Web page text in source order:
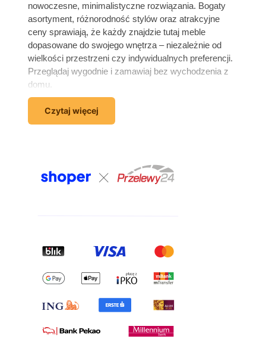
nowoczesne, minimalistyczne rozwiązania. Bogaty
asortyment, różnorodność stylów oraz atrakcyjne
ceny sprawiają, że każdy znajdzie tutaj meble
dopasowane do swojego wnętrza – niezależnie od
wielkości przestrzeni czy indywidualnych preferencji.
Przeglądaj wygodnie i zamawiaj bez wychodzenia z
domu.
Wyposażenie domu – wszystko,
czego potrzebujesz, w jednym
Kompleksowe wyposażenie domu to coś więcej niż
zakup sofy czy łóżka. To świadome dopasowanie
salonu, sypialni, pokoju młodzieżowego, przedpokoju i
łazienki. W jednym zamówieniu możesz
skompletować całe wnętrze – od sofy i szafki RTV,
przez łóżko i komodę, aż po meble do pokoju
Meble do salonu – komfort i estetyka
w jednym
Czytaj więcej